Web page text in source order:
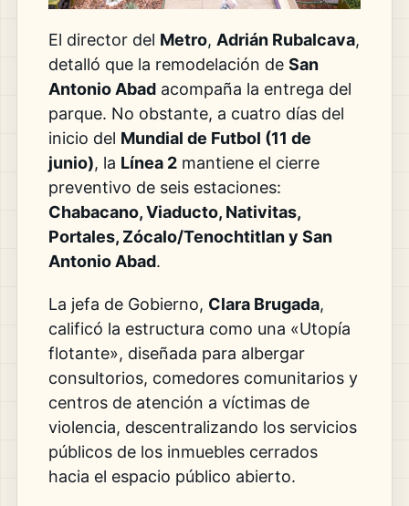
El director del Metro, Adrián Rubalcava,
detalló que la remodelación de San
Antonio Abadacompaña la entrega del
parque. No obstante, a cuatro días del
inicio del Mundial de Futbol (11 de
junio), la Línea 2mantiene el cierre
preventivo de seis estaciones:
Chabacano, Viaducto, Nativitas,
Portales, Zócalo/Tenochtitlan y San
Antonio Abad.
La jefa de Gobierno, Clara Brugada,
calificó la estructura como una «Utopía
flotante», diseñada para albergar
consultorios, comedores comunitarios y
centros de atención a víctimas de
violencia, descentralizando los servicios
públicos de los inmuebles cerrados
hacia el espacio público abierto.